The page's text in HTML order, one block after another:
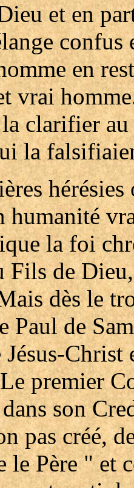
et en
en
vrai
clarifier au
la
humanité
la foi
Fils de
dès le
Paul de
Christ
premier
son
pas créé,
le Père " et